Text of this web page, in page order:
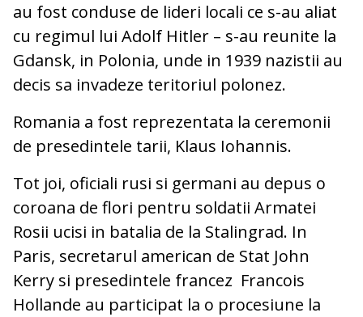
au fost conduse de lideri locali ce s-au aliat
cu regimul lui Adolf Hitler – s-au reunite la
Gdansk, in Polonia, unde in 1939 nazistii au
decis sa invadeze teritoriul polonez.
Romania a fost reprezentata la ceremonii
de presedintele tarii, Klaus Iohannis.
Tot joi, oficiali rusi si germani au depus o
coroana de flori pentru soldatii Armatei
Rosii ucisi in batalia de la Stalingrad. In
Paris, secretarul american de Stat John
Kerry si presedintele francez Francois
Hollande au participat la o procesiune la